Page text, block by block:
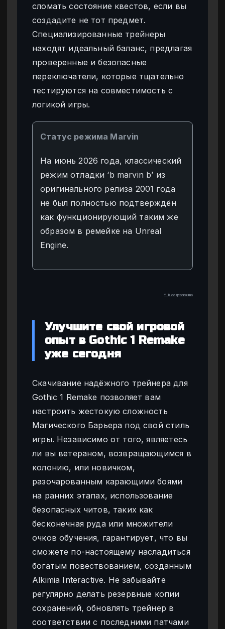
сломать состояние квестов, если вы
создадите не тот предмет.
Специализированные трейнеры
находят идеальный баланс, предлагая
проверенные и безопасные
переключатели, которые тщательно
тестируются на совместимость с
логикой игры.
Статус режима Marvin
На июнь 2026 года, классический
режим отладки ‘b marvin b’ из
оригинального релиза 2001 года
не был полностью подтверждён
как функционирующий таким же
образом в ремейке на Unreal
Engine.
↑ К содержанию
Улучшите свой игровой
опыт в Gothic 1 Remake
уже сегодня
Скачивание надёжного трейнера для
Gothic 1 Remake позволяет вам
настроить жестокую сложность
Магического Барьера под свой стиль
игры. Независимо от того, являетесь
ли вы ветераном, возвращающимся в
колонию, или новичком,
разочарованным карающими боями
на ранних этапах, использование
безопасных читов, таких как
бесконечная руда или множители
очков обучения, гарантирует, что вы
сможете по-настоящему насладиться
богатым повествованием, созданным
Alkimia Interactive. Не забывайте
регулярно делать резервные копии
сохранений, обновлять трейнер в
соответствии с последними патчами